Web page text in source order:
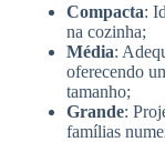
Compacta:
na cozinha;
Média:
oferecendo
tamanho;
Grande:
famílias